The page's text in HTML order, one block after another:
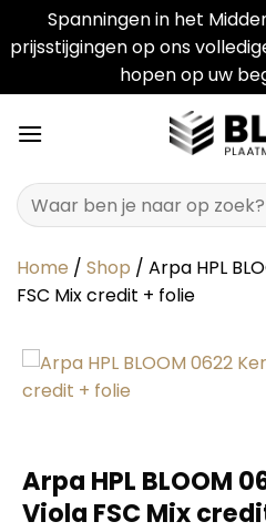
Spanningen in het
prijsstijgingen op ons
hopen op uw
naar
Zoeken
naar:
Home / Shop / Arpa HPL
FSC Mix credit + folie
Arpa HPL BLOOM
Viola FSC Mix